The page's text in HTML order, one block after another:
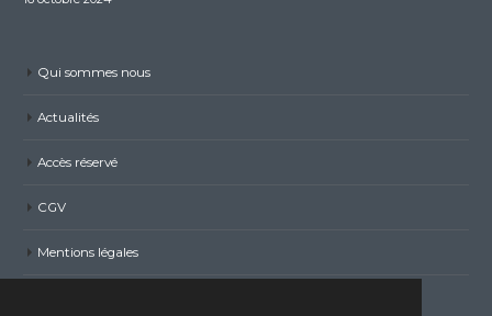
Politique de confidentialité RGPD